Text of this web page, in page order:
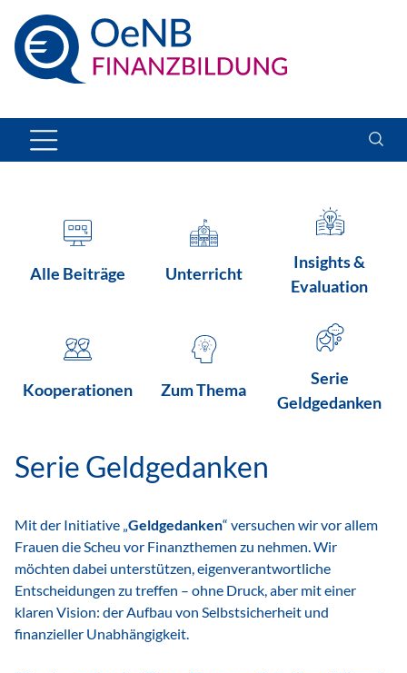
Alle Beiträge Unterricht
Insights &
Evaluation
Kooperationen Zum Thema
Serie
Geldgedanken
Serie Geldgedanken
Mit der Initiative „ Geldgedanken“ versuchen wir vor allem
Frauen die Scheu vor Finanzthemen zu nehmen. Wir
möchten dabei unterstützen, eigenverantwortliche
Entscheidungen zu treffen – ohne Druck, aber mit einer
klaren Vision: der Aufbau von Selbstsicherheit und
finanzieller Unabhängigkeit.